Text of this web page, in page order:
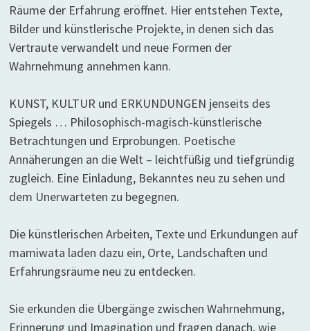
Räume der Erfahrung eröffnet. Hier entstehen Texte,
Bilder und künstlerische Projekte, in denen sich das
Vertraute verwandelt und neue Formen der
Wahrnehmung annehmen kann.
KUNST, KULTUR und ERKUNDUNGEN jenseits des
Spiegels … Philosophisch-magisch-künstlerische
Betrachtungen und Erprobungen. Poetische
Annäherungen an die Welt – leichtfüßig und tiefgründig
zugleich. Eine Einladung, Bekanntes neu zu sehen und
dem Unerwarteten zu begegnen.
Die künstlerischen Arbeiten, Texte und Erkundungen auf
mamiwata laden dazu ein, Orte, Landschaften und
Erfahrungsräume neu zu entdecken.
Sie erkunden die Übergänge zwischen Wahrnehmung,
Erinnerung und Imagination und fragen danach, wie